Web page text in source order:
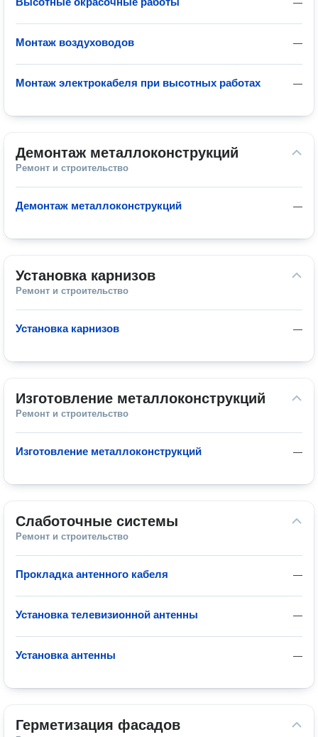
—
—
Монтаж воздуховодов
—
Монтаж электрокабеля при высотных работах
Демонтаж металлоконструкций
Ремонт и строительство
—
Демонтаж металлоконструкций
Установка карнизов
Ремонт и строительство
—
Установка карнизов
Изготовление металлоконструкций
Ремонт и строительство
—
Изготовление металлоконструкций
Слаботочные системы
Ремонт и строительство
—
Прокладка антенного кабеля
—
Установка телевизионной антенны
—
Установка антенны
Герметизация фасадов